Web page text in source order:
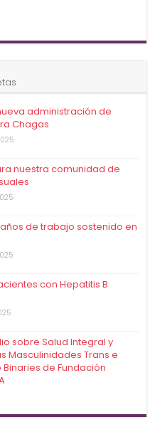
administración de
Chagas
nuestra comunidad de
de trabajo sostenido en
con Hepatitis B
sobre Salud Integral y
Masculinidades Trans e
de Fundación